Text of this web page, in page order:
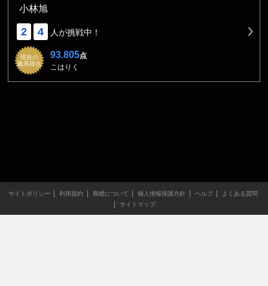
小林旭
2 4 人が挑戦中！
現在の
最高得点
93.805点
こはりく
サイトポリシー 利用規約 商標について 個人情報保護方針 ヘルプ
よくある質問
サイトマップ